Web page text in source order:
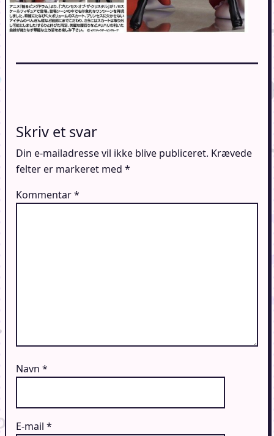
Skriv et svar
Din e-mailadresse vil ikke blive publiceret. Krævede
felter er markeret med *
Kommentar*
Navn *
E-mail *